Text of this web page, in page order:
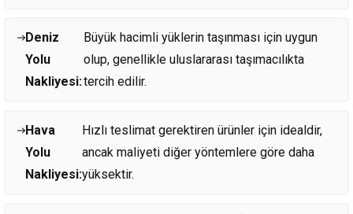
Deniz
Yolu
Nakliyesi:
Büyük hacimli yüklerin taşınması için uygun
olup, genellikle uluslararası taşımacılıkta
tercih edilir.
Hava
Yolu
Nakliyesi:
Hızlı teslimat gerektiren ürünler için idealdir,
ancak maliyeti diğer yöntemlere göre daha
yüksektir.